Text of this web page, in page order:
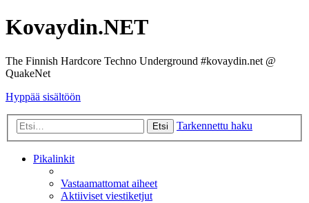
Kovaydin.NET
The Finnish Hardcore Techno Underground #kovaydin.net @
QuakeNet
Hyppää sisältöön
Etsi Tarkennettu haku
Pikalinkit
Vastaamattomat aiheet
Aktiiviset viestiketjut